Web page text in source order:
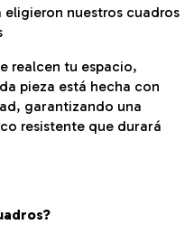
nuestros cuadros
realcen tu espacio,
pieza está hecha con
garantizando una
resistente que durará